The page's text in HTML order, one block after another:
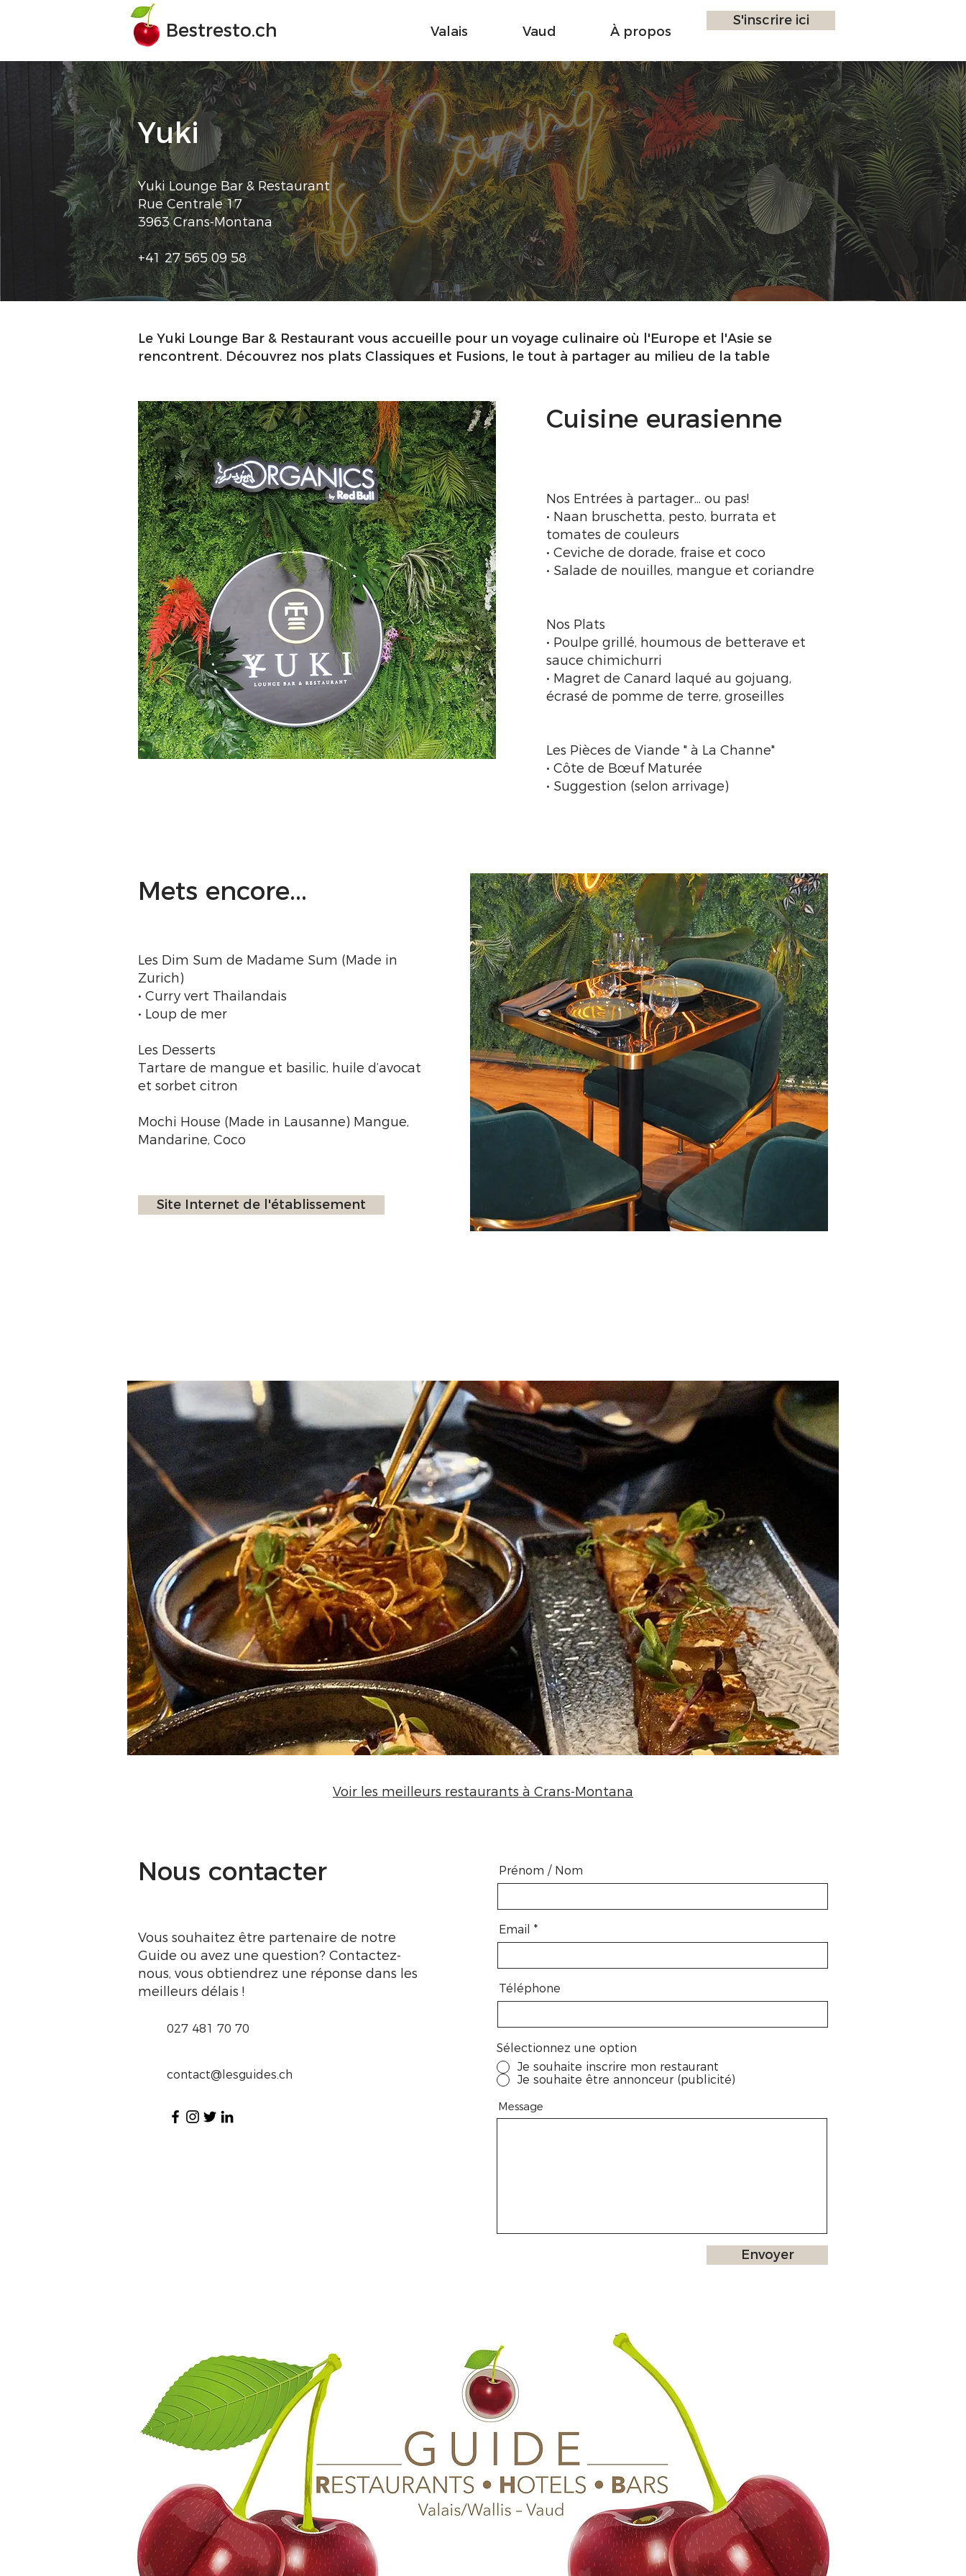
Bestresto.ch Valais Vaud À propos
S'inscrire ici
Yuki
Yuki Lounge Bar & Restaurant
Rue Centrale 17
3963 Crans-Montana
+41 27 565 09 58
Le Yuki Lounge Bar & Restaurant vous accueille pour un voyage culinaire où l'Europe et l'Asie se
rencontrent. Découvrez nos plats Classiques et Fusions, le tout à partager au milieu de la table
Cuisine eurasienne
Nos Entrées à partager... ou pas!
• Naan bruschetta, pesto, burrata et
tomates de couleurs
• Ceviche de dorade, fraise et coco
• Salade de nouilles, mangue et coriandre
Nos Plats
• Poulpe grillé, houmous de betterave et
sauce chimichurri
• Magret de Canard laqué au gojuang,
écrasé de pomme de terre, groseilles
Les Pièces de Viande " à La Channe"
• Côte de Bœuf Maturée
• Suggestion (selon arrivage)
Mets encore...
Les Dim Sum de Madame Sum (Made in
Zurich)
• Curry vert Thailandais
• Loup de mer
Les Desserts
Tartare de mangue et basilic, huile d’avocat
et sorbet citron
Mochi House (Made in Lausanne) Mangue,
Mandarine, Coco
Site Internet de l'établissement
Voir les meilleurs restaurants à Crans-Montana
Nous contacter
Vous souhaitez être partenaire de notre
Guide ou avez une question? Contactez-
nous, vous obtiendrez une réponse dans les
meilleurs délais !
027 481 70 70
contact@lesguides.ch
Prénom / Nom
Email
Téléphone
Sélectionnez une option
Je souhaite inscrire mon restaurant
Je souhaite être annonceur (publicité)
Message
Envoyer